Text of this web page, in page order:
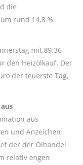
die
rund 14,8 %
mit 89,36
den Heizölkauf. Der
der teuerste Tag,
aus
und Anzeichen
der der Ölhandel
relativ engen